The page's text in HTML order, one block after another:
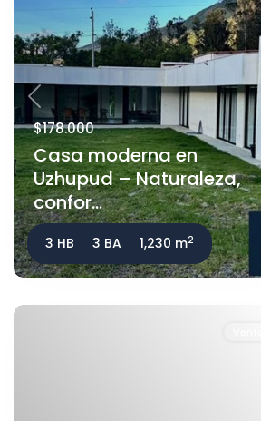
Previous
$178.000
Casa moderna en
Uzhupud – Naturaleza,
confor...
3 HB 3 BA 1,230 m2